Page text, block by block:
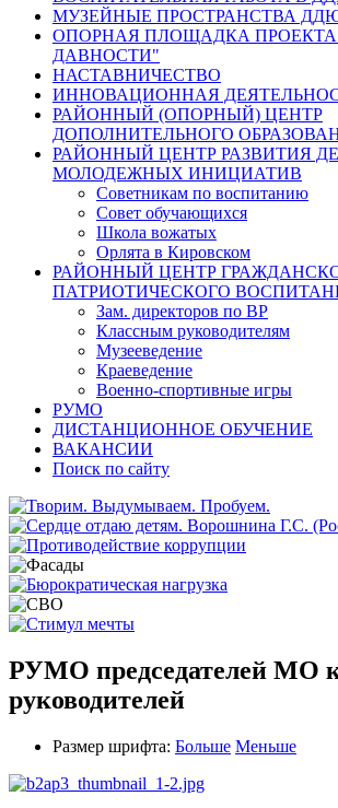
МУЗЕЙНЫЕ ПРОСТРАНСТВА
ОПОРНАЯ ПЛОЩАДКА ПРОЕКТА
ДАВНОСТИ"
НАСТАВНИЧЕСТВО
ИННОВАЦИОННАЯ
РАЙОННЫЙ (ОПОРНЫЙ) ЦЕНТР
ДОПОЛНИТЕЛЬНОГО
РАЙОННЫЙ ЦЕНТР РАЗВИТИЯ
МОЛОДЕЖНЫХ ИНИЦИАТИВ
Советникам по воспитанию
Совет обучающихся
Школа вожатых
Орлята в Кировском
РАЙОННЫЙ ЦЕНТР
ПАТРИОТИЧЕСКОГО
Зам. директоров по ВР
Классным руководителям
Музееведение
Краеведение
Военно-спортивные игры
РУМО
ДИСТАНЦИОННОЕ ОБУЧЕНИЕ
ВАКАНСИИ
Поиск по сайту
РУМО председателей МО
руководителей
Размер шрифта: Больше Меньше